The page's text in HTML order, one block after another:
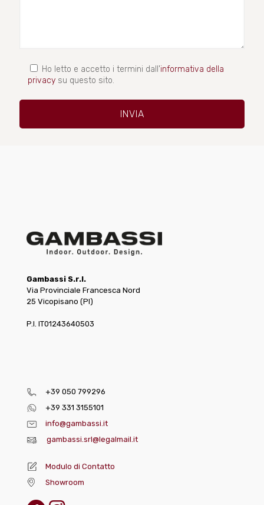
Ho letto e accetto i termini dall'informativa della
privacy su questo sito.
Gambassi S.r.l.
Via Provinciale Francesca Nord
25 Vicopisano (PI)
P.I. IT01243640503
+39 050 799296
+39 331 3155101
info@gambassi.it
gambassi.srl@legalmail.it
Modulo di Contatto
Showroom